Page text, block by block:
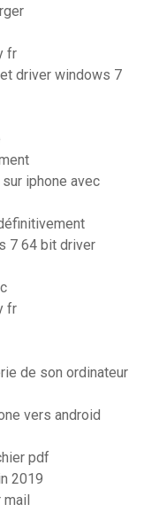
fr
driver windows 7
iphone avec
7 64 bit driver
fr
de son ordinateur
vers android
pdf
2019